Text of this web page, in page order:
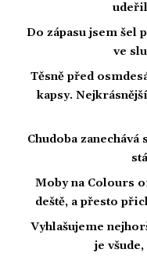
Do zápasu jsem šel
ve
Těsně před
kapsy.
Chudoba
Moby na Colours
deště, a přesto
Vyhlašujeme
je